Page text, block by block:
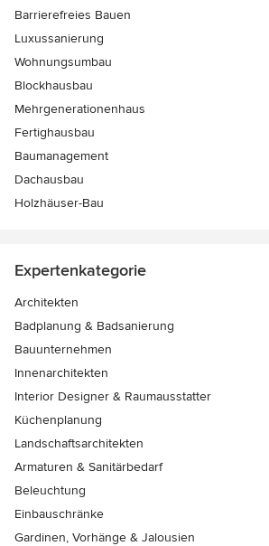
Barrierefreies Bauen
Luxussanierung
Wohnungsumbau
Blockhausbau
Mehrgenerationenhaus
Fertighausbau
Baumanagement
Dachausbau
Holzhäuser-Bau
Expertenkategorie
Architekten
Badplanung & Badsanierung
Bauunternehmen
Innenarchitekten
Interior Designer & Raumausstatter
Küchenplanung
Landschaftsarchitekten
Armaturen & Sanitärbedarf
Beleuchtung
Einbauschränke
Gardinen, Vorhänge & Jalousien